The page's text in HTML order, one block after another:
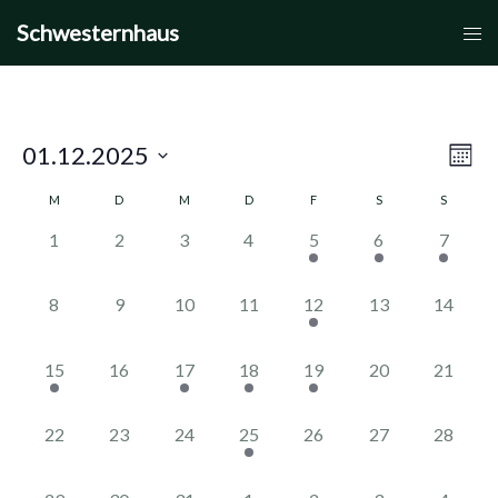
Inhalt
Schwesternhaus
01.12.2025
Kalender
von
M D M D F S S
0
1
0
2
0
3
0
Veranstaltungen,
4
1
Veranstaltung,
5
1
Veranstaltung,
6
1
7
0
8
0
9
0
10
0
Veranstaltungen,
11
1
Veranstaltung,
12
0
13
0
14
1
Veranstaltung,
15
0
Veranstaltungen,
16
1
Veranstaltung,
17
1
Veranstaltung,
18
1
Veranstaltung,
19
0
20
0
21
0
22
0
23
0
Veranstaltungen,
24
1
Veranstaltung,
25
0
26
0
27
0
28